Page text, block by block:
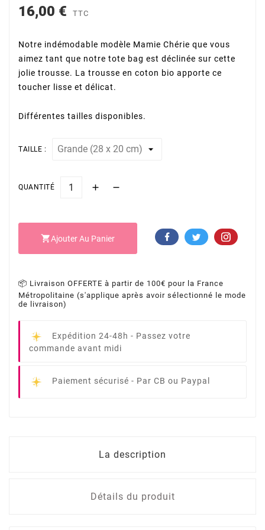
16,00 € TTC
Notre indémodable modèle Mamie Chérie que vous
aimez tant que notre tote bag est déclinée sur cette
jolie trousse. La trousse en coton bio apporte ce
toucher lisse et délicat.
Différentes tailles disponibles.
TAILLE :
QUANTITÉ
Ajouter Au Panier
📦 Livraison OFFERTE à partir de 100€ pour la France
Métropolitaine (s'applique après avoir sélectionné le mode
de livraison)
Expédition 24-48h - Passez votre
commande avant midi
Paiement sécurisé - Par CB ou Paypal
La description
Détails du produit